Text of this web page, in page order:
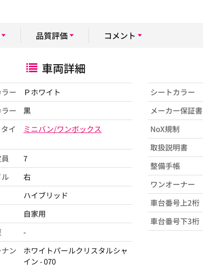
品質評価 コメント
車両詳細
ー
Ｐホワイト
ー
黒
イ
ミニバン/ワンボックス
7
右
ハイブリッド
自家用
-
ン
ホワイトパールクリスタルシャ
イン - 070
シートカラー
メーカー保証書
NoX規制
取扱説明書
整備手帳
ワンオーナー
車台番号上2桁
車台番号下3桁